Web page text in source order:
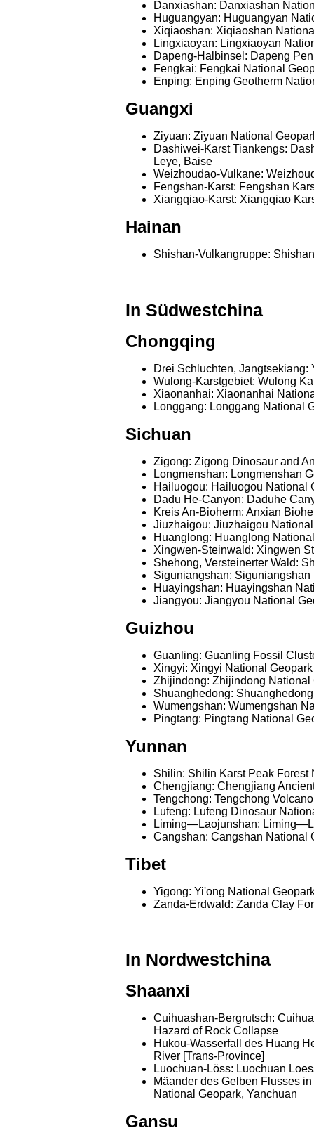
Danxiashan: Danxiashan
Huguangyan: Huguangyan
Xiqiaoshan: Xiqiaoshan
Lingxiaoyan: Lingxiaoyan
Dapeng-Halbinsel: Dapeng
Fengkai: Fengkai National
Enping: Enping Geotherm
Guangxi
Ziyuan: Ziyuan National
Dashiwei-Karst Tiankengs:
Leye, Baise
Weizhoudao-Vulkane:
Fengshan-Karst: Fengshan
Xiangqiao-Karst: Xiangqiao
Hainan
Shishan-Vulkangruppe:
In Südwestchina
Chongqing
Drei Schluchten, Jangtsekiang:
Wulong-Karstgebiet: Wulong
Xiaonanhai: Xiaonanhai
Longgang: Longgang National
Sichuan
Zigong: Zigong Dinosaur and
Longmenshan: Longmenshan
Hailuogou: Hailuogou National
Dadu He-Canyon: Daduhe
Kreis An-Bioherm: Anxian
Jiuzhaigou: Jiuzhaigou
Huanglong: Huanglong
Xingwen-Steinwald: Xingwen
Shehong, Versteinerter Wald:
Siguniangshan: Siguniangshan
Huayingshan: Huayingshan
Jiangyou: Jiangyou National
Guizhou
Guanling: Guanling Fossil
Xingyi: Xingyi National Geopark
Zhijindong: Zhijindong National
Shuanghedong:
Wumengshan: Wumengshan
Pingtang: Pingtang National
Yunnan
Shilin: Shilin Karst Peak Forest
Chengjiang: Chengjiang
Tengchong: Tengchong
Lufeng: Lufeng Dinosaur
Liming—Laojunshan:
Cangshan: Cangshan National
Tibet
Yigong: Yi'ong National
Zanda-Erdwald: Zanda Clay
In Nordwestchina
Shaanxi
Cuihuashan-Bergrutsch:
Hazard of Rock Collapse
Hukou-Wasserfall des Huang
River [Trans-Province]
Luochuan-Löss: Luochuan
Mäander des Gelben Flusses
National Geopark, Yanchuan
Gansu